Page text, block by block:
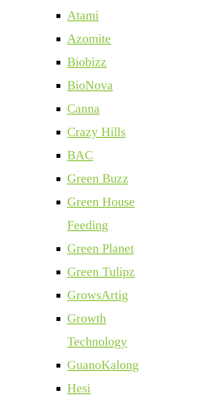
Atami
Azomite
Biobizz
BioNova
Canna
Crazy Hills
BAC
Green Buzz
Green House
Feeding
Green Planet
Green Tulipz
GrowsArtig
Growth
Technology
GuanoKalong
Hesi